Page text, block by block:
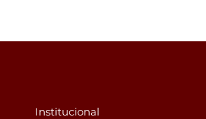
Institucional